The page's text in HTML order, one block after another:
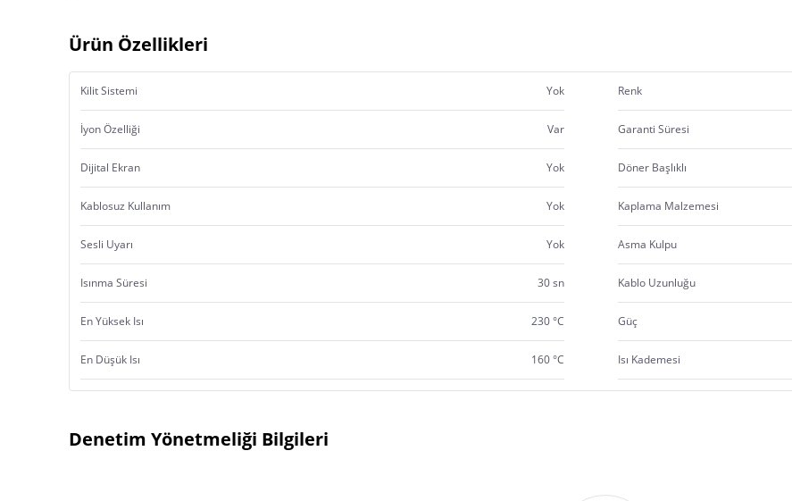
Ürün Özellikleri
Kilit Sistemi Yok Renk
İyon Özelliği Var Garanti Süresi
Dijital Ekran Yok Döner Başlıklı
Kablosuz Kullanım Yok Kaplama Malzemesi
Sesli Uyarı Yok Asma Kulpu
Isınma Süresi 30 sn Kablo Uzunluğu
En Yüksek Isı 230 °C Güç
En Düşük Isı 160 °C Isı Kademesi
Denetim Yönetmeliği Bilgileri